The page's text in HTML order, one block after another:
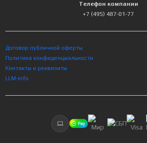
Телефон компании
+7 (495) 487-01-77
Договор публичной оферты
Политика конфиденциальности
Контакты и реквизиты
LLM-info